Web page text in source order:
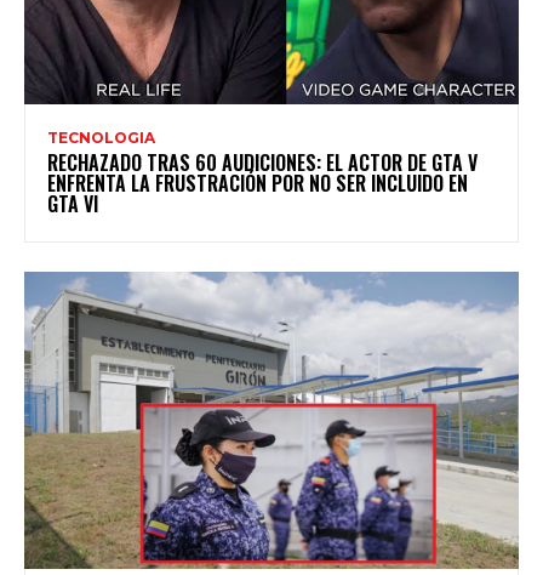
TECNOLOGIA
RECHAZADO TRAS 60 AUDICIONES: EL ACTOR DE GTA V
ENFRENTA LA FRUSTRACIÓN POR NO SER INCLUIDO EN
GTA VI